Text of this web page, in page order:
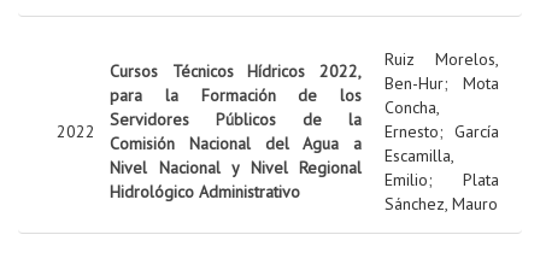
2022
Cursos Técnicos Hídricos 2022,
para la Formación de los
Servidores Públicos de la
Comisión Nacional del Agua a
Nivel Nacional y Nivel Regional
Hidrológico Administrativo
Ruiz Morelos,
Ben-Hur; Mota
Concha,
Ernesto; García
Escamilla,
Emilio; Plata
Sánchez, Mauro